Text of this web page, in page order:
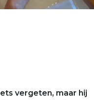
vergeten, maar hij